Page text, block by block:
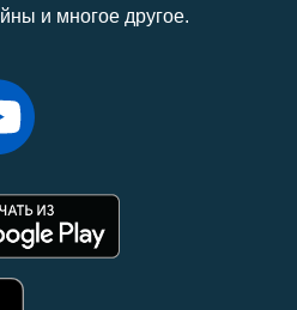
и многое другое.